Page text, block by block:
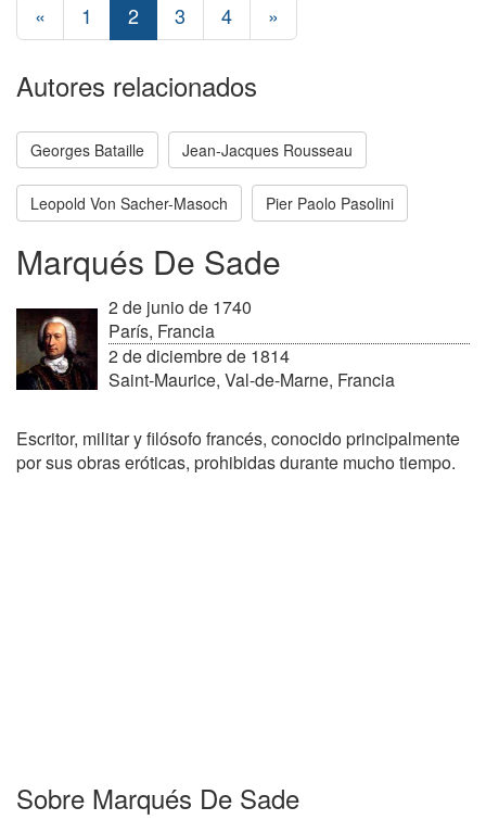
« 1 2 3 4 »
Autores relacionados
Georges Bataille Jean-Jacques Rousseau
Leopold Von Sacher-Masoch Pier Paolo Pasolini
Marqués De Sade
2 de junio de 1740
París, Francia
2 de diciembre de 1814
Saint-Maurice, Val-de-Marne, Francia
Escritor, militar y filósofo francés, conocido principalmente
por sus obras eróticas, prohibidas durante mucho tiempo.
Sobre Marqués De Sade